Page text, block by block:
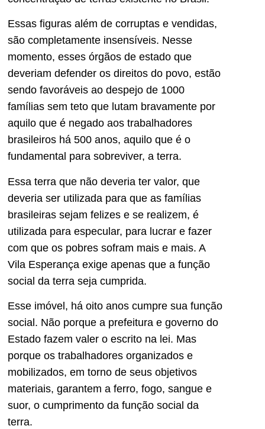
Essas figuras além de corruptas e vendidas,
são completamente insensíveis. Nesse
momento, esses órgãos de estado que
deveriam defender os direitos do povo, estão
sendo favoráveis ao despejo de 1000
famílias sem teto que lutam bravamente por
aquilo que é negado aos trabalhadores
brasileiros há 500 anos, aquilo que é o
fundamental para sobreviver, a terra.
Essa terra que não deveria ter valor, que
deveria ser utilizada para que as famílias
brasileiras sejam felizes e se realizem, é
utilizada para especular, para lucrar e fazer
com que os pobres sofram mais e mais. A
Vila Esperança exige apenas que a função
social da terra seja cumprida.
Esse imóvel, há oito anos cumpre sua função
social. Não porque a prefeitura e governo do
Estado fazem valer o escrito na lei. Mas
porque os trabalhadores organizados e
mobilizados, em torno de seus objetivos
materiais, garantem a ferro, fogo, sangue e
suor, o cumprimento da função social da
terra.